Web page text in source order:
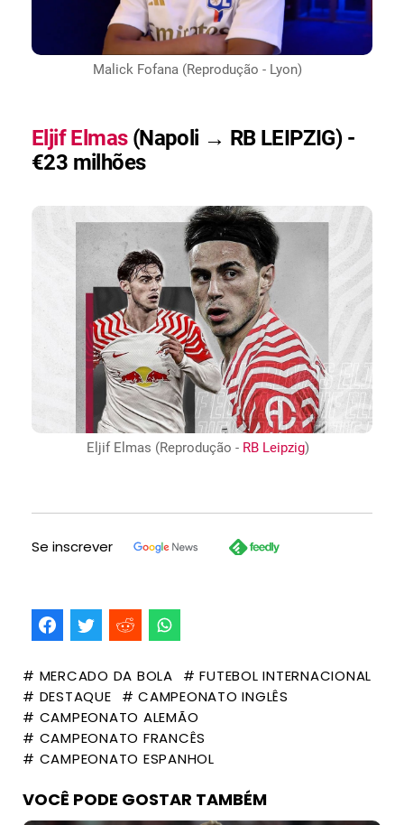
Malick Fofana (Reprodução - Lyon)
Eljif Elmas(Napoli → RB LEIPZIG) -
€23 milhões
Eljif Elmas (Reprodução - RB Leipzig)
Se inscrever
# MERCADO DA BOLA
# FUTEBOL INTERNACIONAL
# DESTAQUE
# CAMPEONATO INGLÊS
# CAMPEONATO ALEMÃO
# CAMPEONATO FRANCÊS
# CAMPEONATO ESPANHOL
VOCÊ PODE GOSTAR TAMBÉM